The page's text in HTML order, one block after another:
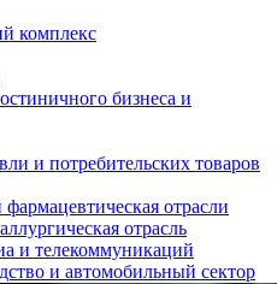
комплекс
бизнеса и
и потребительских товаров
отрасли
отрасль
и телекоммуникаций
и автомобильный сектор